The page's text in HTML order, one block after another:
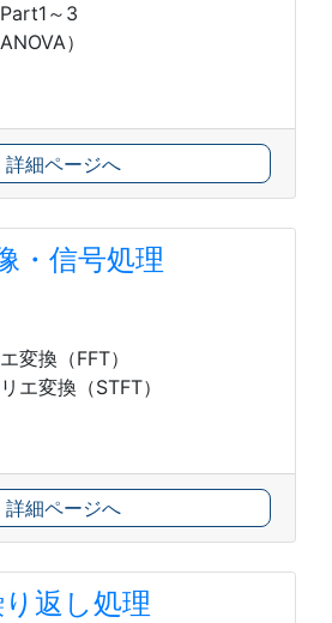
～3
）
詳細ページへ
・信号処理
変換（FFT）
エ変換（STFT）
詳細ページへ
返し処理